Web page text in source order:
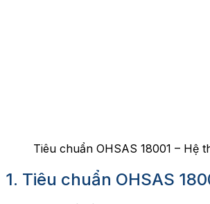
Tiêu chuẩn OHSAS 18001 – Hệ
1. Tiêu chuẩn OHSAS